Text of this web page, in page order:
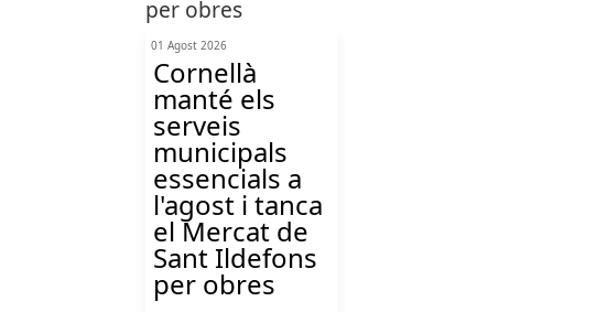
01 Agost 2026
Cornellà
manté els
serveis
municipals
essencials a
l'agost i tanca
el Mercat de
Sant Ildefons
per obres